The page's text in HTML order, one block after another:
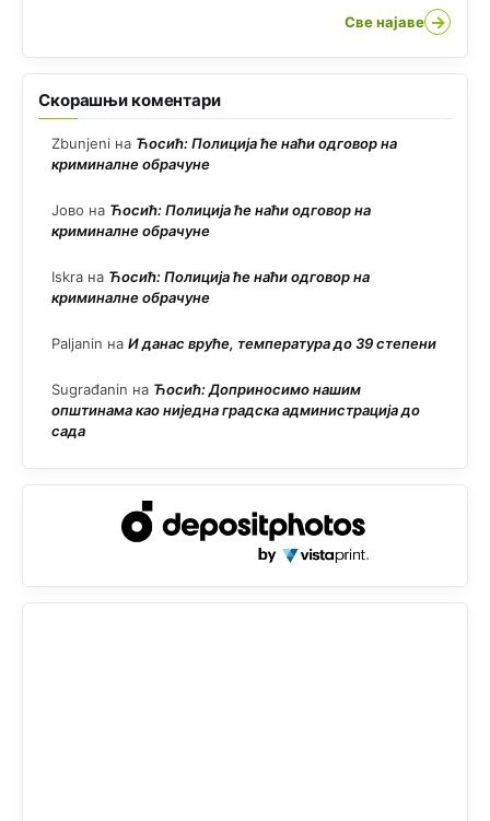
Све најаве →
Скорашњи коментари
Zbunjeni на Ћосић: Полиција ће наћи одговор на
криминалне обрачуне
Јово на Ћосић: Полиција ће наћи одговор на
криминалне обрачуне
Iskra на Ћосић: Полиција ће наћи одговор на
криминалне обрачуне
Paljanin на И данас вруће, температура до 39 степени
Sugrađanin на Ћосић: Доприносимо нашим
општинама као ниједна градска администрација до
сада